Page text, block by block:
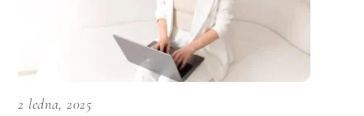
2 ledna, 2025